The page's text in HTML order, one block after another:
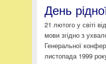
День
21 лютого у світі
мови згідно з
Генеральної
листопада 1999